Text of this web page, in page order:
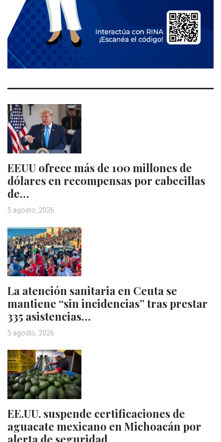
EEUU ofrece más de 100 millones de
dólares en recompensas por cabecillas
de…
5 agosto, 2026
La atención sanitaria en Ceuta se
mantiene “sin incidencias” tras prestar
335 asistencias…
5 agosto, 2026
EE.UU. suspende certificaciones de
aguacate mexicano en Michoacán por
alerta de seguridad